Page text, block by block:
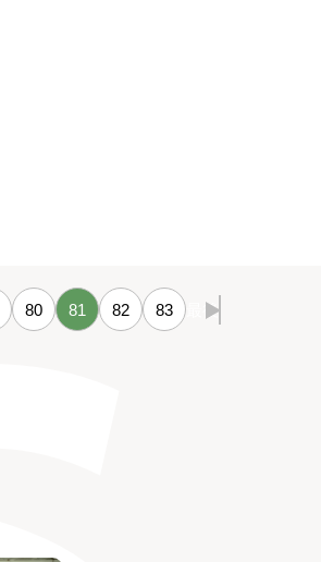
80 81 82 83 最後